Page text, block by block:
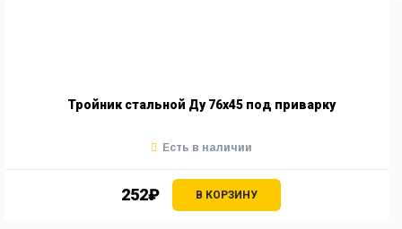
Тройник стальной Ду 76х45 под приварку
252₽ В КОРЗИНУ
Есть в наличии